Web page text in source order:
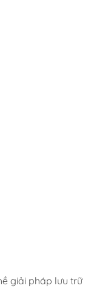
giải pháp lưu trữ